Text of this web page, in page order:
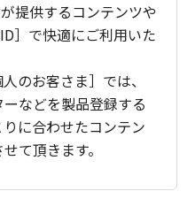
提供するコンテンツや
］で快適にご利用いた
のお客さま］では、
などを製品登録する
に合わせたコンテン
て頂きます。